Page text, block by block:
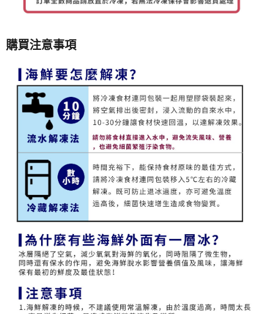
購買注意事項